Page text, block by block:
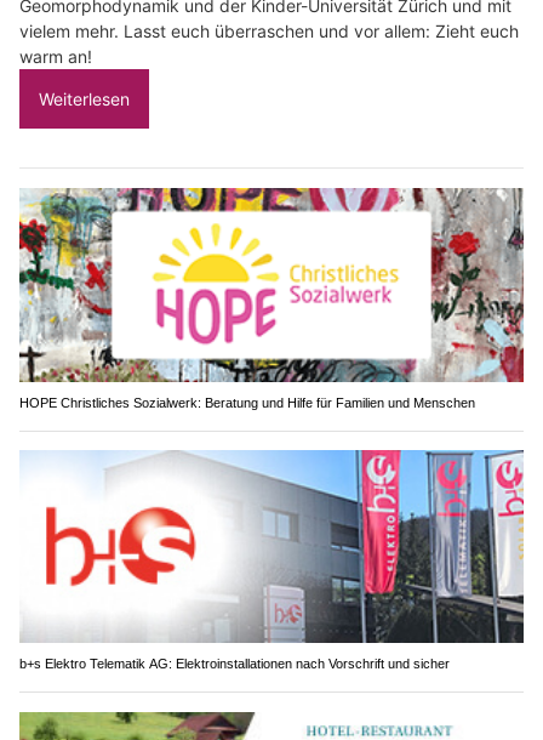
Geomorphodynamik und der Kinder-Universität Zürich und mit
vielem mehr. Lasst euch überraschen und vor allem: Zieht euch
warm an!
Weiterlesen
HOPE Christliches Sozialwerk: Beratung und Hilfe für Familien und Menschen
b+s Elektro Telematik AG: Elektroinstallationen nach Vorschrift und sicher